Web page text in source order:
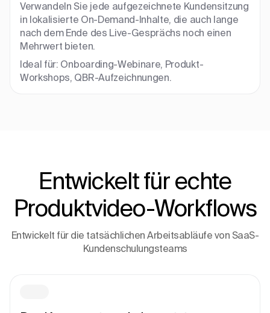
Verwandeln Sie jede aufgezeichnete Kundensitzung
in lokalisierte On-Demand-Inhalte, die auch lange
nach dem Ende des Live-Gesprächs noch einen
Mehrwert bieten.
Ideal für: Onboarding-Webinare, Produkt-
Workshops, QBR-Aufzeichnungen.
Entwickelt für echte
Produktvideo-Workflows
Entwickelt für die tatsächlichen Arbeitsabläufe von SaaS-
Kundenschulungsteams